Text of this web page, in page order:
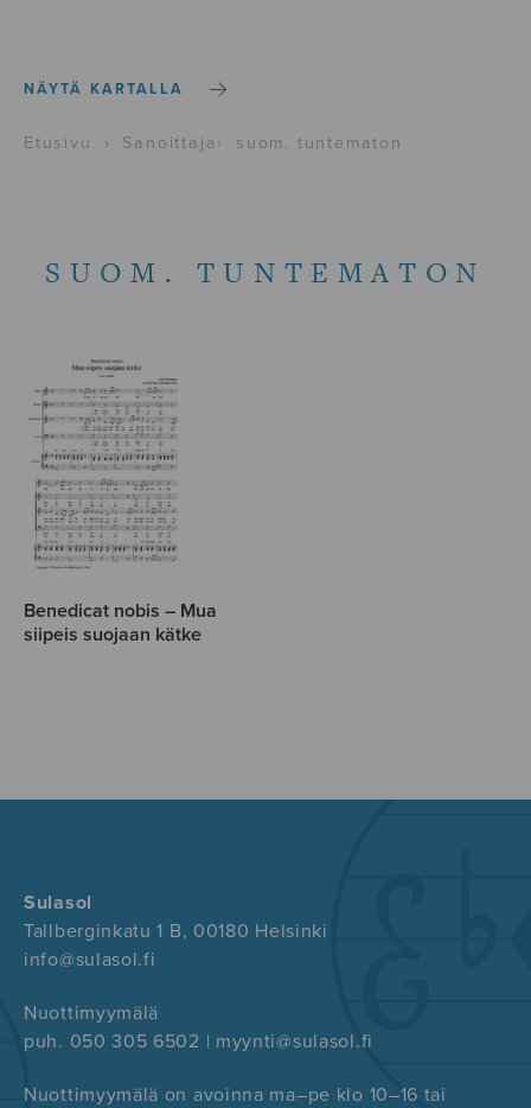
NÄYTÄ KARTALLA
Etusivu › Sanoittaja › suom. tuntematon
SUOM. TUNTEMATON
Benedicat nobis – Mua
siipeis suojaan kätke
Sulasol
Tallberginkatu 1 B, 00180 Helsinki
info@sulasol.fi
Nuottimyymälä
puh. 050 305 6502 | myynti@sulasol.fi
Nuottimyymälä on avoinna ma–pe klo 10–16 tai